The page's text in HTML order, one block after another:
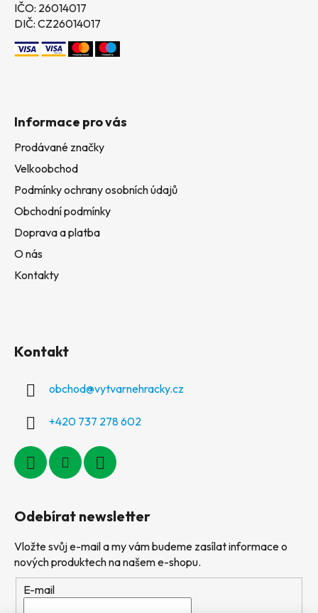
IČO: 26014017
DIČ: CZ26014017
Informace pro vás
Prodávané značky
Velkoobchod
Podmínky ochrany osobních údajů
Obchodní podmínky
Doprava a platba
O nás
Kontakty
Kontakt
obchod@vytvarnehracky.cz
+420 737 278 602
Odebírat newsletter
Vložte svůj e-mail a my vám budeme zasílat informace o
nových produktech na našem e-shopu.
E-mail